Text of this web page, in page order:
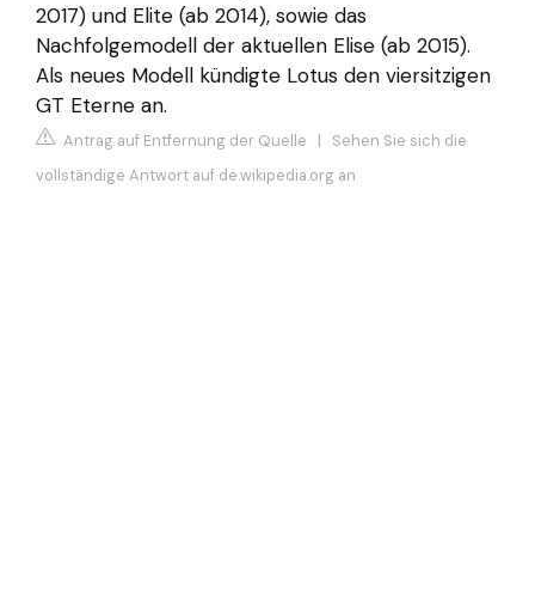
2017) und Elite (ab 2014), sowie das
Nachfolgemodell der aktuellen Elise (ab 2015).
Als neues Modell kündigte Lotus den viersitzigen
GT Eterne an.
Antrag auf Entfernung der Quelle | Sehen Sie sich die
vollständige Antwort auf de.wikipedia.org an